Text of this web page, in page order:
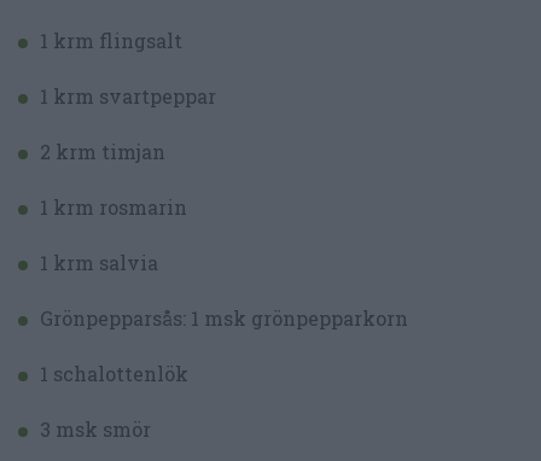
1 krm flingsalt
1 krm svartpeppar
2 krm timjan
1 krm rosmarin
1 krm salvia
Grönpepparsås: 1 msk grönpepparkorn
1 schalottenlök
3 msk smör